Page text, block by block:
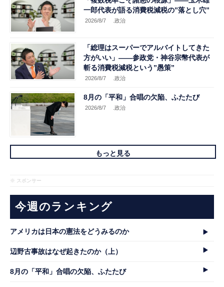
一郎代表が語る消費税減税の”落とし穴”
2026/8/7 .政治
「総理はスーパーでアルバイトしてきた
方がいい」――参政党・神谷宗幣代表が
斬る消費税減税という”愚策”
2026/8/7 .政治
8月の「平和」合唱の欠陥、ふたたび
2026/8/7 .政治
もっと見る
※ スポンサー
今週のランキング
アメリカは日本の憲法をどうみるのか
辺野古事故はなぜ起きたのか（上）
8月の「平和」合唱の欠陥、ふたたび